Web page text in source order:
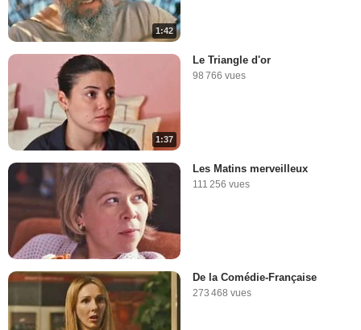
1:42
1:37
Le Triangle d'or
98 766 vues
Les Matins merveilleux
111 256 vues
De la Comédie-Française
273 468 vues